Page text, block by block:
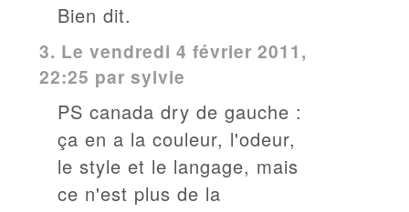
Bien dit.
3. Le vendredi 4 février 2011,
22:25 par sylvie
PS canada dry de gauche :
ça en a la couleur, l'odeur,
le style et le langage, mais
ce n'est plus de la